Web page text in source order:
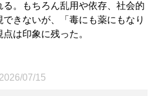
る。もちろん乱用や依存、社会的
できないが、「毒にも薬にもなり
は印象に残った。
2026/07/15